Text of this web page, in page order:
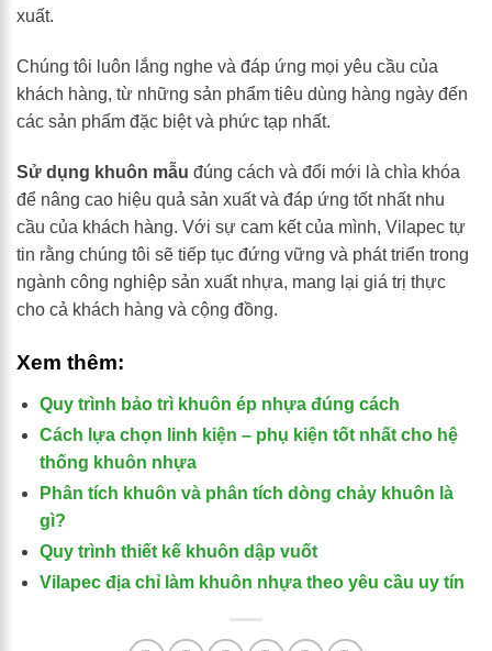
xuất.
Chúng tôi luôn lắng nghe và đáp ứng mọi yêu cầu của
khách hàng, từ những sản phẩm tiêu dùng hàng ngày đến
các sản phẩm đặc biệt và phức tạp nhất.
Sử dụng khuôn mẫu đúng cách và đổi mới là chìa khóa
để nâng cao hiệu quả sản xuất và đáp ứng tốt nhất nhu
cầu của khách hàng. Với sự cam kết của mình, Vilapec tự
tin rằng chúng tôi sẽ tiếp tục đứng vững và phát triển trong
ngành công nghiệp sản xuất nhựa, mang lại giá trị thực
cho cả khách hàng và cộng đồng.
Xem thêm:
Quy trình bảo trì khuôn ép nhựa đúng cách
Cách lựa chọn linh kiện – phụ kiện tốt nhất cho hệ
thống khuôn nhựa
Phân tích khuôn và phân tích dòng chảy khuôn là
gì?
Quy trình thiết kế khuôn dập vuốt
Vilapec địa chỉ làm khuôn nhựa theo yêu cầu uy tín